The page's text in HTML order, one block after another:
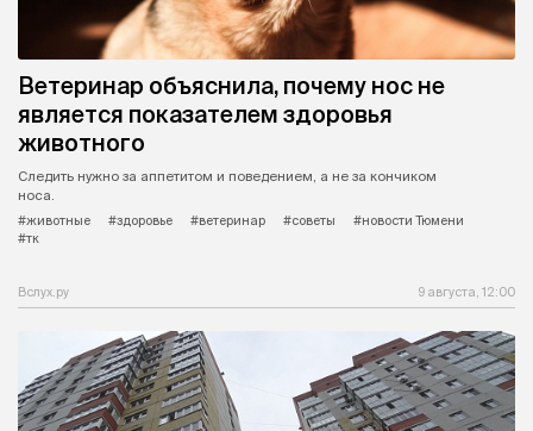
Ветеринар объяснила, почему нос не
является показателем здоровья
животного
Следить нужно за аппетитом и поведением, а не за кончиком
носа.
#животные
#здоровье #ветеринар #советы
#новости Тюмени
#тк
Вслух.ру 9 августа, 12:00